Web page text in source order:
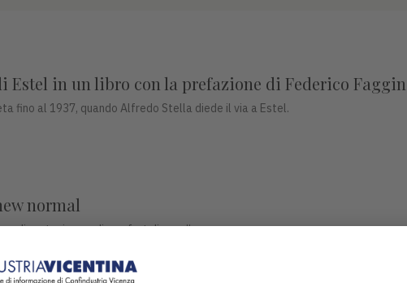
Estel in un libro con la prefazione di Federico Faggin
fino al 1937, quando Alfredo Stella diede il via a Estel.
normal
di protezione e di comfort di casa”.